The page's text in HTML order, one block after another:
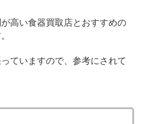
高い食器買取店とおすすめの
ていますので、参考にされて